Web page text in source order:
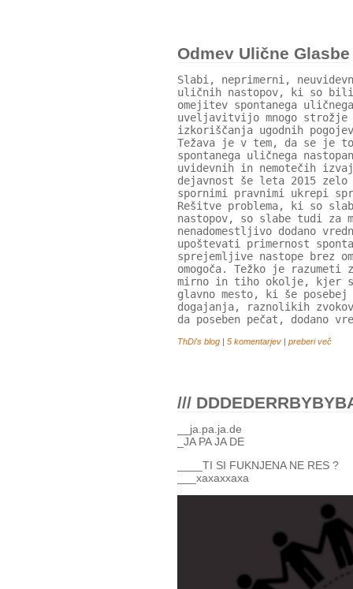
Odmev Ulične Glasbe
Slabi, neprimerni,
uličnih nastopov, ki so bili
omejitev spontanega
uveljavitvijo mnogo
izkoriščanja ugodnih
Težava je v tem, da se je
spontanega uličnega
uvidevnih in nemotečih
dejavnost še leta 2015
spornimi pravnimi ukrepi
Rešitve problema, ki so
nastopov, so slabe tudi za
nenadomestljivo dodano
upoštevati primernost
sprejemljive nastope brez
omogoča. Težko je
mirno in tiho okolje, kjer
glavno mesto, ki še
dogajanja, raznolikih
da poseben pečat, dodano
ThDi's blog | 5 komentarjev | preberi več
///
__ja.pa.ja.de
_JA PA JA DE
____TI SI FUKNJENA NE RES ?
___xaxaxxaxa